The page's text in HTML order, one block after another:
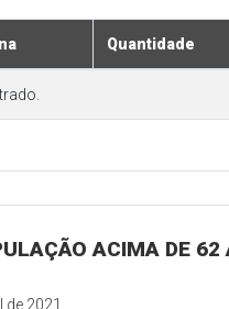
Quantidade
ACIMA DE 62
de 2021